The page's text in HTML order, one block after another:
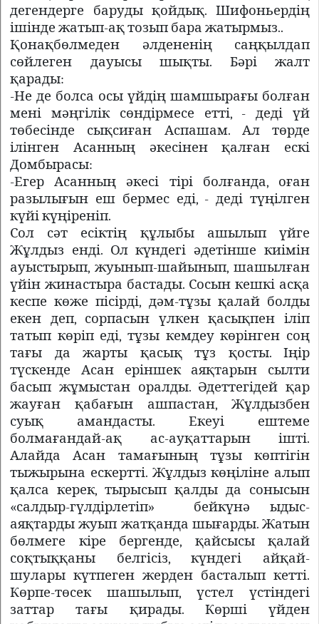
дегендерге баруды қойдық. Шифоньердің
ішінде жатып-ақ тозып бара жатырмыз..
Қонақбөлмеден әлдененің саңқылдап
сөйлеген дауысы шықты. Бәрі жалт
қарады:
-Не де болса осы үйдің шамшырағы болған
мені мәңгілік сөндірмесе етті, - деді үй
төбесінде сықсиған Аспашам. Ал төрде
ілінген Асанның әкесінен қалған ескі
Домбырасы:
-Егер Асанның әкесі тірі болғанда, оған
разылығын еш бермес еді, - деді түңілген
күйі күңіреніп.
Сол сәт есіктің құлыбы ашылып үйге
Жұлдыз енді. Ол күндегі әдетінше киімін
ауыстырып, жуынып-шайынып, шашылған
үйін жинастыра бастады. Сосын кешкі асқа
кеспе көже пісірді, дәм-тұзы қалай болды
екен деп, сорпасын үлкен қасықпен іліп
татып көріп еді, тұзы кемдеу көрінген соң
тағы да жарты қасық тұз қосты. Іңір
түскенде Асан еріншек аяқтарын сылти
басып жұмыстан оралды. Әдеттегідей қар
жауған қабағын ашпастан, Жұлдызбен
суық амандасты. Екеуі ештеме
болмағандай-ақ ас-ауқаттарын ішті.
Алайда Асан тамағының тұзы көптігін
тыжырына ескертті. Жұлдыз көңіліне алып
қалса керек, тырысып қалды да сонысын
«салдыр-гүлдірлетіп»
бейкүнә ыдыс-
аяқтарды жуып жатқанда шығарды. Жатын
бөлмеге кіре бергенде, қайсысы қалай
соқтыққаны белгісіз, күндегі айқай-
шулары күтпеген жерден басталып кетті.
Көрпе-төсек шашылып, үстел үстіндегі
заттар тағы қирады. Көрші үйден